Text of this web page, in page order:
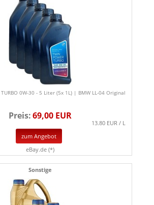
TURBO 0W-30 - 5 Liter (5x 1L) | BMW LL-04 Original
Preis:69,00 EUR
13.80 EUR / L
zum Angebot
eBay.de (*)
Sonstige